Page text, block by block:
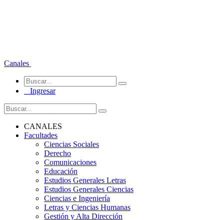
Canales
Ingresar
CANALES
Facultades
Ciencias Sociales
Derecho
Comunicaciones
Educación
Estudios Generales Letras
Estudios Generales Ciencias
Ciencias e Ingeniería
Letras y Ciencias Humanas
Gestión y Alta Dirección